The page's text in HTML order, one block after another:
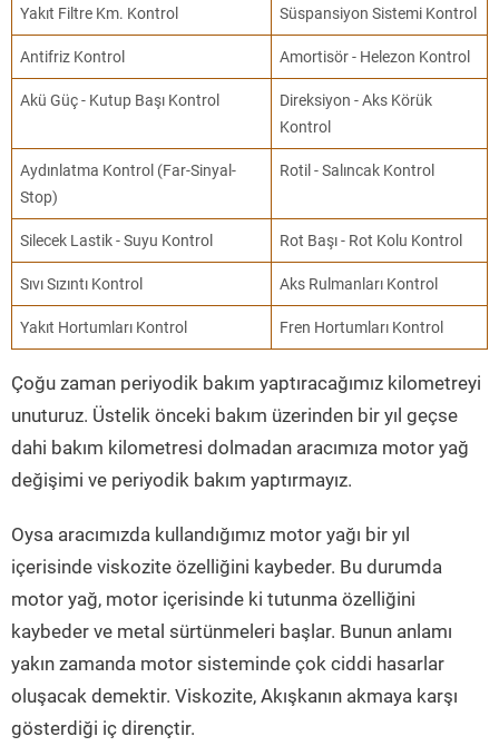
Yakıt Filtre Km. Kontrol Süspansiyon Sistemi Kontrol
Antifriz Kontrol Amortisör - Helezon Kontrol
Akü Güç - Kutup Başı Kontrol
Direksiyon - Aks Körük
Kontrol
Aydınlatma Kontrol (Far-Sinyal-
Stop)
Rotil - Salıncak Kontrol
Silecek Lastik - Suyu Kontrol Rot Başı - Rot Kolu Kontrol
Sıvı Sızıntı Kontrol Aks Rulmanları Kontrol
Yakıt Hortumları Kontrol Fren Hortumları Kontrol
Çoğu zaman periyodik bakım yaptıracağımız kilometreyi
unuturuz. Üstelik önceki bakım üzerinden bir yıl geçse
dahi bakım kilometresi dolmadan aracımıza motor yağ
değişimi ve periyodik bakım yaptırmayız.
Oysa aracımızda kullandığımız motor yağı bir yıl
içerisinde viskozite özelliğini kaybeder. Bu durumda
motor yağ, motor içerisinde ki tutunma özelliğini
kaybeder ve metal sürtünmeleri başlar. Bunun anlamı
yakın zamanda motor sisteminde çok ciddi hasarlar
oluşacak demektir. Viskozite, Akışkanın akmaya karşı
gösterdiği iç dirençtir.